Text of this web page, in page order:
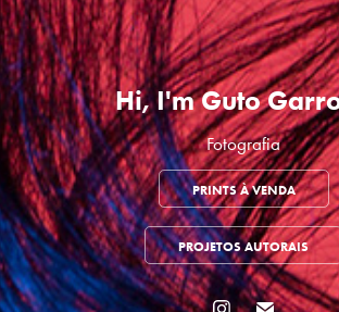
Hi, I'm Guto
Fotografia
PRINTS À VENDA
PROJETOS AUTORAIS